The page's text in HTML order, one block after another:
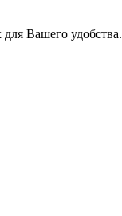
Вашего удобства.